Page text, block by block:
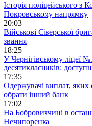
Історія поліцейського з
Покровському напрямку
20:03
Військові Сіверської
звання
18:25
У Чернігівському ліцеї
десятикласників:
17:35
Одержувачі виплат, яких
обрати інший банк
17:02
На Бобровиччині в
Нечипоренка